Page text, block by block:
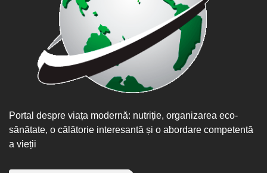
Portal despre viața modernă: nutriție, organizarea eco-
sănătate, o călătorie interesantă și o abordare competentă
a vieții